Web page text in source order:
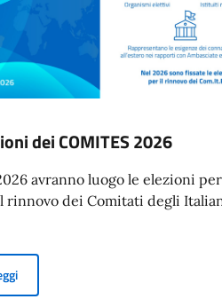
dei COMITES 2026
avranno luogo le elezioni
rinnovo dei Comitati degli
Elezioni dei COMITES 2026